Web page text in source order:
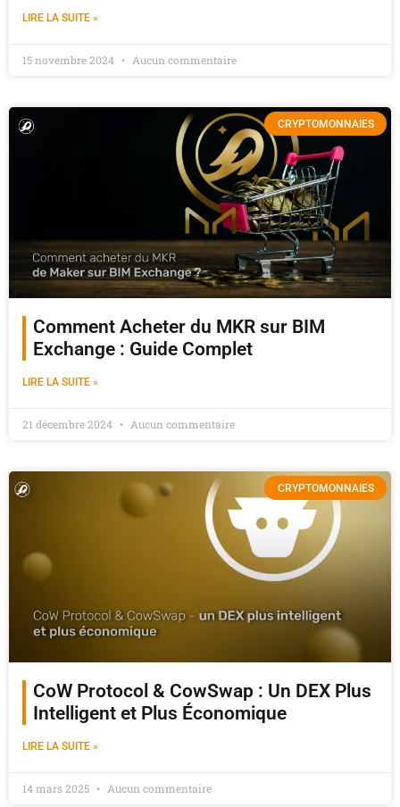
LIRE LA SUITE »
15 novembre 2024 Aucun commentaire
CRYPTOMONNAIES
Comment Acheter du MKR sur BIM
Exchange : Guide Complet
LIRE LA SUITE »
21 décembre 2024 Aucun commentaire
CRYPTOMONNAIES
CoW Protocol & CowSwap : Un DEX Plus
Intelligent et Plus Économique
LIRE LA SUITE »
14 mars 2025 Aucun commentaire